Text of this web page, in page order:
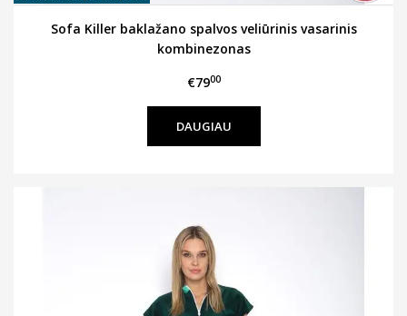
Sofa Killer baklažano spalvos veliūrinis vasarinis
kombinezonas
€7900
DAUGIAU